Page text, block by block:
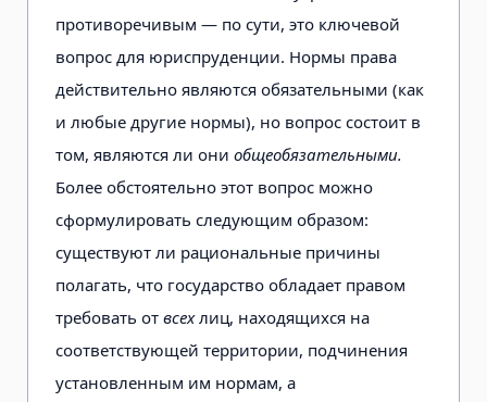
противоречивым — по сути, это ключевой
вопрос для юриспруденции. Нормы права
действительно являются обязательными (как
и любые другие нормы), но вопрос состоит в
том, являются ли они общеобязательными.
Более обстоятельно этот вопрос можно
сформулировать следующим образом:
существуют ли рациональные причины
полагать, что государство обладает правом
требовать от всехлиц, находящихся на
соответствующей территории, подчинения
установленным им нормам, а